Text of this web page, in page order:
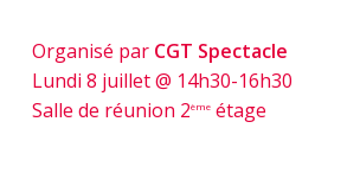
Organisé par CGT Spectacle
Lundi 8 juillet @ 14h30-16h30
Salle de réunion 2èmeétage